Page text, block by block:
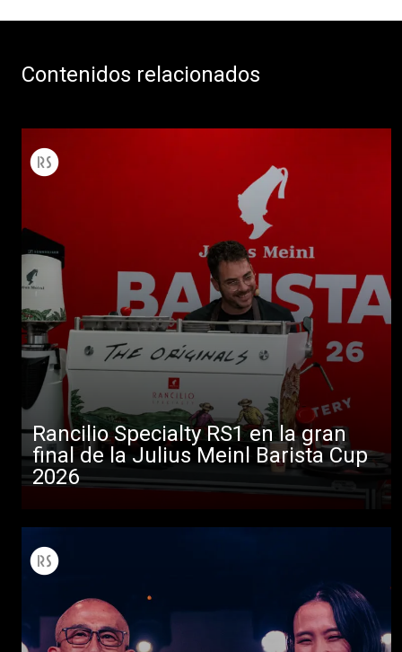
Contenidos relacionados
Rancilio Specialty RS1 en la gran
final de la Julius Meinl Barista Cup
2026